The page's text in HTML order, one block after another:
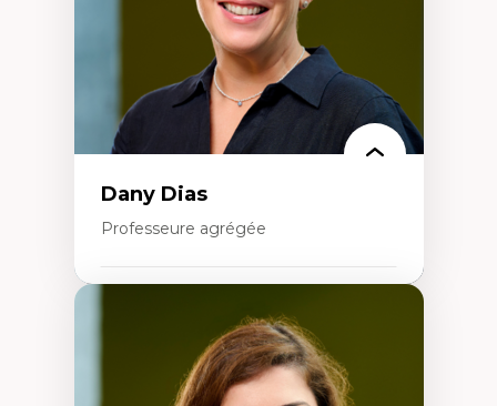
Théories de l’État
Dany Dias
Professeure agrégée
Pédagogies critiques et justice sociale
Éthique relationnelle et sollicitude en
Décolonisation et autochtonisation de la